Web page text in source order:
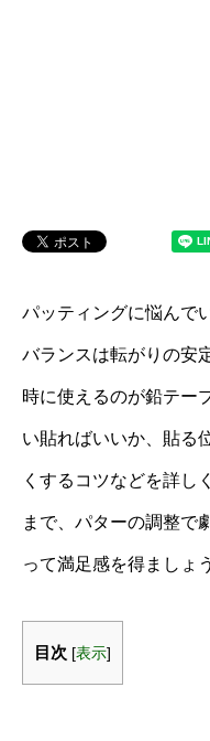
パッティングに悩んで
バランスは転がりの安
時に使えるのが鉛テー
い貼ればいいか、貼る
くするコツなどを詳し
まで、パターの調整で
って満足感を得ましょ
目次 [表示]